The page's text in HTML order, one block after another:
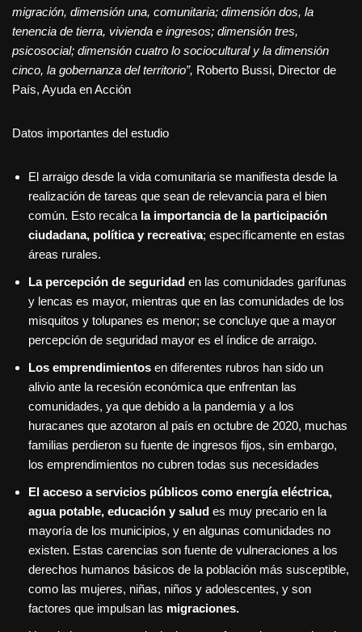
migración, dimensión una, comunitaria; dimensión dos, la
tenencia de tierra, vivienda e ingresos; dimensión tres,
psicosocial; dimensión cuatro lo sociocultural y la dimensión
cinco, la gobernanza del territorio”, Roberto Bussi, Director de
País, Ayuda en Acción
Datos importantes del estudio
El arraigo desde la vida comunitaria se manifiesta desde la
realización de tareas que sean de relevancia para el bien
común. Esto recalca la importancia de la participación
ciudadana, política y recreativa; específicamente en estas
áreas rurales.
La percepción de seguridad en las comunidades garífunas
y lencas es mayor, mientras que en las comunidades de los
misquitos y tolupanes es menor; se concluye que a mayor
percepción de seguridad mayor es el índice de arraigo.
Los emprendimientos en diferentes rubros han sido un
alivio ante la recesión económica que enfrentan las
comunidades, ya que debido a la pandemia y a los
huracanes que azotaron al país en octubre de 2020, muchas
familias perdieron su fuente de ingresos fijos, sin embargo,
los emprendimientos no cubren todas sus necesidades
El acceso a servicios públicos como energía eléctrica,
agua potable, educación y salud es muy precario en la
mayoría de los municipios, y en algunas comunidades no
existen. Estas carencias son fuente de vulneraciones a los
derechos humanos básicos de la población más susceptible,
como las mujeres, niñas, niños y adolescentes, y son
factores que impulsan las migraciones.